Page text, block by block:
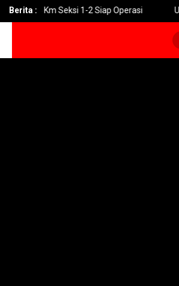
Berita :
Km Seksi 1-2 Siap Operasi UNGU